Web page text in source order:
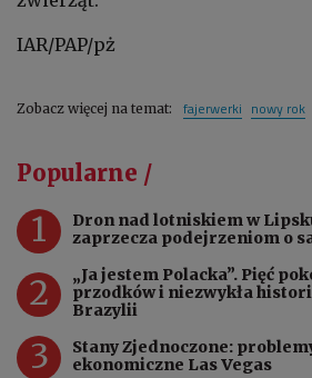
IAR/PAP/pż
Zobacz więcej na temat: fajerwerki nowy rok
Popularne /
1
Dron nad lotniskiem w
zaprzecza podejrzeniom o
2
„Ja jestem Polacka”. Pięć
przodków i niezwykła
Brazylii
3
Stany Zjednoczone:
ekonomiczne Las Vegas